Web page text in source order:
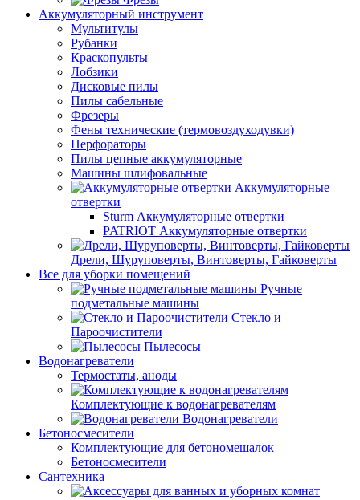
Аккумуляторный инструмент
Мультитулы
Рубанки
Краскопульты
Лобзики
Дисковые пилы
Пилы сабельные
Фрезеры
Фены технические (термовоздуходувки)
Перфораторы
Пилы цепные аккумуляторные
Машины шлифовальные
Аккумуляторные
отвертки
Sturm Аккумуляторные отвертки
PATRIOT Аккумуляторные отвертки
Дрели, Шуруповерты, Винтоверты, Гайковерты
Все для уборки помещений
Ручные
подметальные машины
Стекло и
Пароочистители
Пылесосы
Водонагреватели
Термостаты, аноды
Комплектующие к водонагревателям
Водонагреватели
Бетоносмесители
Комплектующие для бетономешалок
Бетоносмесители
Сантехника